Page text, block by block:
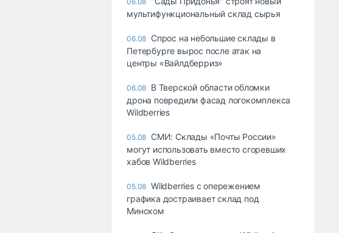
мультифункциональный склад сырья
06.08 Спрос на небольшие склады в
Петербурге вырос после атак на
центры «Вайлдберриз»
06.08 В Тверской области обломки
дрона повредили фасад логокомплекса
Wildberries
05.08 СМИ: Склады «Почты России»
могут использовать вместо сгоревших
хабов Wildberries
05.08 Wildberries с опережением
графика достраивает склад под
Минском